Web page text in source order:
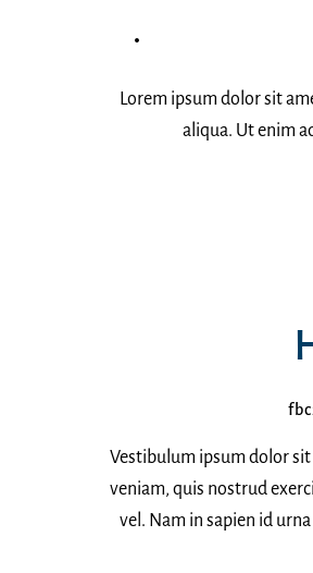
Lorem ipsum dolor sit
aliqua. Ut enim
Vestibulum ipsum dolor
veniam, quis nostrud
vel. Nam in sapien id